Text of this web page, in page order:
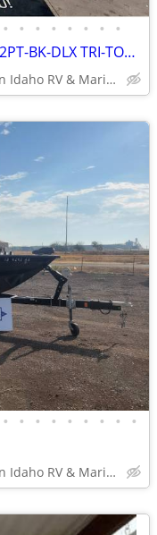
• • • • • • • •
NEW 2026 MONTEGO BAY TT8524-2PT-BK-DLX TRI-TOON
Wholesale Prices @ Southern Idaho RV & Marine
• • • • • • • • •
Wholesale Prices @ Southern Idaho RV & Marine